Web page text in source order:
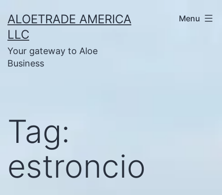
to
content
ALOETRADE AMERICA
LLC
Your gateway to Aloe
Business
Menu
Tag:
estroncio